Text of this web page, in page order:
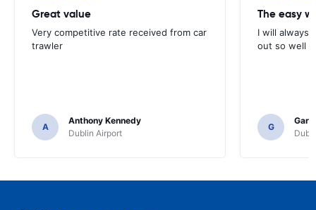
Great value
Very competitive rate received from car
trawler
A
Anthony Kennedy
Dublin Airport
I will always
out so well
G
Gary